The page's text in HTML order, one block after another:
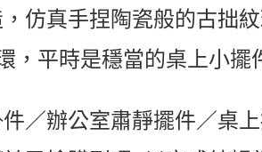
宅配
每筆NT$80，滿NT$799(含以上)
仿真手捏陶瓷般的古拙
，平時是穩當的桌上小擺
／辦公室肅靜擺件／桌